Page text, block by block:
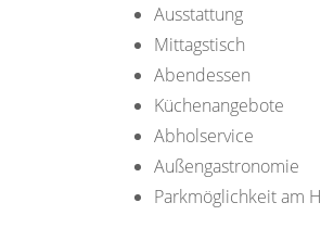
Ausstattung
Mittagstisch
Abendessen
Küchenangebote
Abholservice
Außengastronomie
Parkmöglichkeit am